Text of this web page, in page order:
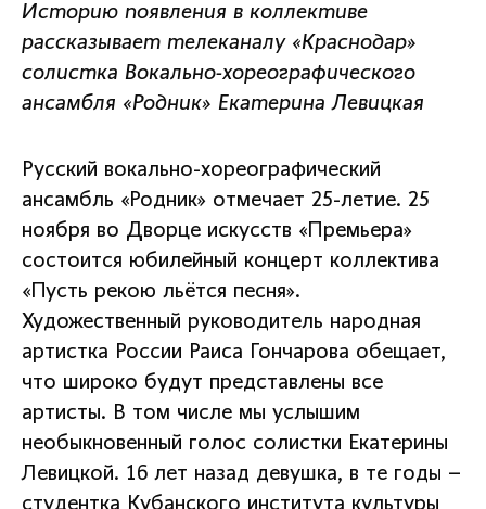
Историю появления в коллективе
рассказывает телеканалу «Краснодар»
солистка Вокально-хореографического
ансамбля «Родник» Екатерина Левицкая
Русский вокально-хореографический
ансамбль «Родник» отмечает 25-летие. 25
ноября во Дворце искусств «Премьера»
состоится юбилейный концерт коллектива
«Пусть рекою льётся песня».
Художественный руководитель народная
артистка России Раиса Гончарова обещает,
что широко будут представлены все
артисты. В том числе мы услышим
необыкновенный голос солистки Екатерины
Левицкой. 16 лет назад девушка, в те годы –
студентка Кубанского института культуры